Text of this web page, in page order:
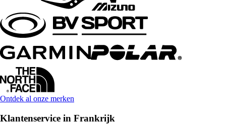
Ontdek al onze merken
Klantenservice in Frankrijk